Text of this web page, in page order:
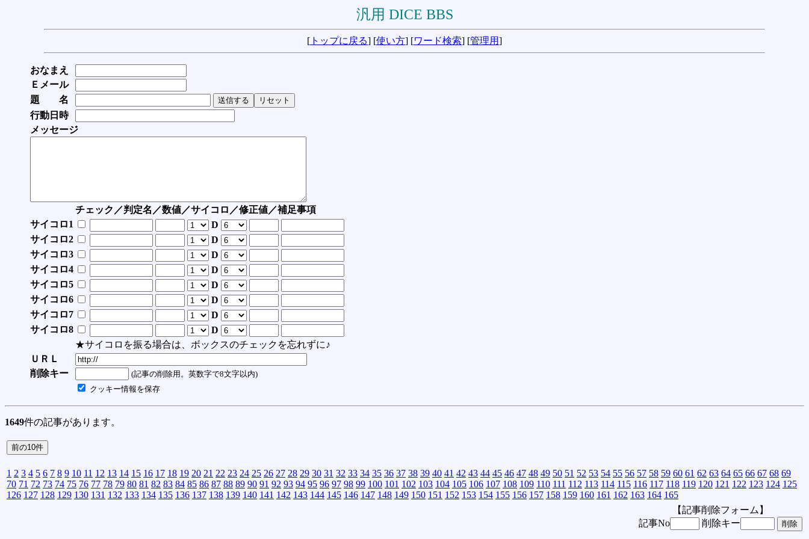
汎用 DICE BBS
[ トップに戻る] [使い方] [ワード検索] [管理用]
おなまえ
Ｅメール
題 名
行動日時
メッセージ
チェック／判定名／数値／サイコロ／修正値／補足事項
サイコロ1
D
サイコロ2
D
サイコロ3
D
サイコロ4
D
サイコロ5
D
サイコロ6
D
サイコロ7
D
サイコロ8
D
★サイコロを振る場合は、ボックスのチェックを忘れずに♪
ＵＲＬ
削除キー
(記事の削除用。英数字で8文字以内)
クッキー情報を保存
1649件の記事があります。
1 2 3 4 5 6 7 8 9 10 11 12 13 14 15 16 17 18 19 20 21 22 23 24 25 26 27 28 29 30 31 32 33 34 35 36 37 38 39 40 41 42 43 44 45 46 47 48 49 50 51 52 53 54 55 56 57 58 59 60 61 62 63 64 65 66 67 68 69
70 71 72 73 74 75 76 77 78 79 80 81 82 83 84 85 86 87 88 89 90 91 92 93 94 95 96 97 98 99 100 101 102 103 104 105 106 107 108 109 110 111 112 113 114 115 116 117 118 119 120 121 122 123 124 125
126 127 128 129 130 131 132 133 134 135 136 137 138 139 140 141 142 143 144 145 146 147 148 149 150 151 152 153 154 155 156 157 158 159 160 161 162 163 164 165
【記事削除フォーム】
記事No
削除キー